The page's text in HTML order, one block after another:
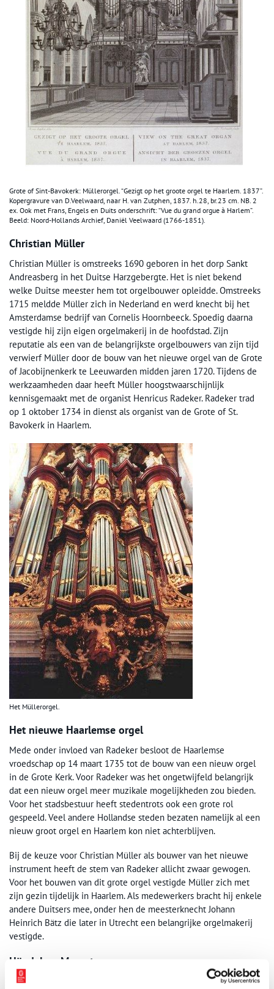
Grote of Sint-Bavokerk: Müllerorgel. “Gezigt op het groote orgel te Haarlem. 1837”.
Kopergravure van D.Veelwaard, naar H. van Zutphen, 1837. h.28, br.23 cm. NB. 2
ex. Ook met Frans, Engels en Duits onderschrift: “Vue du grand orgue à Harlem”.
Beeld: Noord-Hollands Archief, Daniël Veelwaard (1766-1851).
Christian Müller
Christian Müller is omstreeks 1690 geboren in het dorp Sankt
Andreasberg in het Duitse Harzgebergte. Het is niet bekend
welke Duitse meester hem tot orgelbouwer opleidde. Omstreeks
1715 meldde Müller zich in Nederland en werd knecht bij het
Amsterdamse bedrijf van Cornelis Hoornbeeck. Spoedig daarna
vestigde hij zijn eigen orgelmakerij in de hoofdstad. Zijn
reputatie als een van de belangrijkste orgelbouwers van zijn tijd
verwierf Müller door de bouw van het nieuwe orgel van de Grote
of Jacobijnenkerk te Leeuwarden midden jaren 1720. Tijdens de
werkzaamheden daar heeft Müller hoogstwaarschijnlijk
kennisgemaakt met de organist Henricus Radeker. Radeker trad
op 1 oktober 1734 in dienst als organist van de Grote of St.
Bavokerk in Haarlem.
Het Müllerorgel.
Het nieuwe Haarlemse orgel
Mede onder invloed van Radeker besloot de Haarlemse
vroedschap op 14 maart 1735 tot de bouw van een nieuw orgel
in de Grote Kerk. Voor Radeker was het ongetwijfeld belangrijk
dat een nieuw orgel meer muzikale mogelijkheden zou bieden.
Voor het stadsbestuur heeft stedentrots ook een grote rol
gespeeld. Veel andere Hollandse steden bezaten namelijk al een
nieuw groot orgel en Haarlem kon niet achterblijven.
Bij de keuze voor Christian Müller als bouwer van het nieuwe
instrument heeft de stem van Radeker allicht zwaar gewogen.
Voor het bouwen van dit grote orgel vestigde Müller zich met
zijn gezin tijdelijk in Haarlem. Als medewerkers bracht hij enkele
andere Duitsers mee, onder hen de meesterknecht Johann
Heinrich Bätz die later in Utrecht een belangrijke orgelmakerij
vestigde.
Händel en Mozart
Het Haarlemse Müllerorgel werd na zijn voltooiing als snel wijd